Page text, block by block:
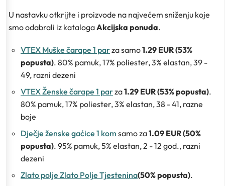
U nastavku otkrijte i proizvode na najvećem sniženju koje
smo odabrali iz katalogaAkcijska ponuda.
VTEX Muške čarape 1 parza samo1.29 EUR (53%
popusta). 80% pamuk, 17% poliester, 3% elastan, 39 -
49, razni dezeni
VTEX Ženske čarape 1 parza1.29 EUR (53% popusta).
80% pamuk, 17% poliester, 3% elastan, 38 - 41, razne
boje
Dječje ženske gaćice 1 kom samo za1.09 EUR (50%
popusta). 95% pamuk, 5% elastan, 2 - 12 god., razni
dezeni
Zlato polje Zlato Polje Tjestenina(50% popusta).